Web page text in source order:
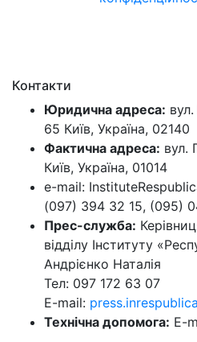
Контакти
Юридична адреса:
65 Київ, Україна, 02140
Фактична адреса: вул.
Київ, Україна, 01014
e-mail:
(097) 394 32 15, (095)
Прес-служба:
відділу Інституту
Андрієнко Наталія
Тел: 097 172 63 07
E-mail:
Технічна допомога: E-